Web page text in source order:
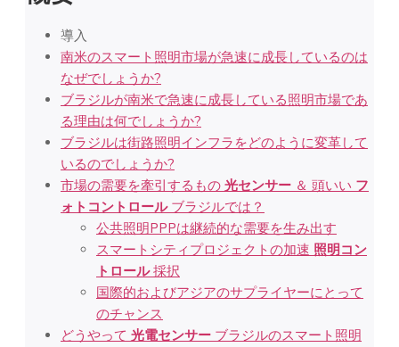
導入
南米のスマート照明市場が急速に成長しているのは
なぜでしょうか?
ブラジルが南米で急速に成長している照明市場であ
る理由は何でしょうか?
ブラジルは街路照明インフラをどのように変革して
いるのでしょうか?
市場の需要を牽引するもの 光センサー ＆ 頭いい フ
ォトコントロールブラジルでは？
公共照明PPPは継続的な需要を生み出す
スマートシティプロジェクトの加速 照明コン
トロール採択
国際的およびアジアのサプライヤーにとって
のチャンス
どうやって 光電センサー ブラジルのスマート照明